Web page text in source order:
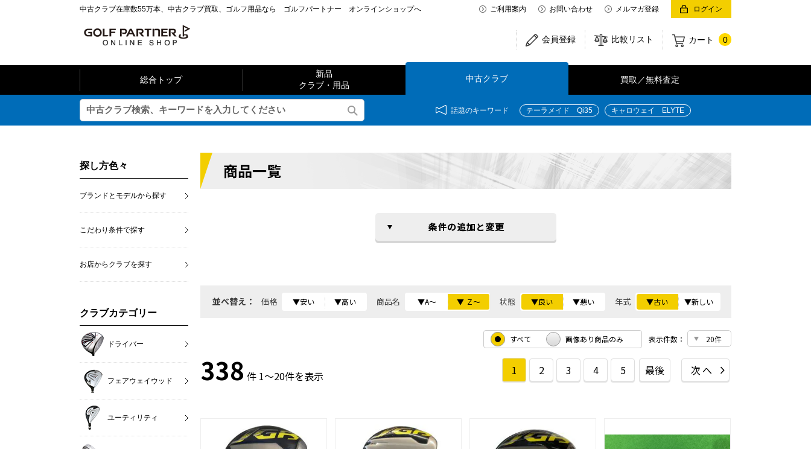
中古クラブ在庫数55万本、中古クラブ買取、ゴルフ用品なら ゴルフパートナー オンラインショップへ ご利用案内 お問い合わせ メルマガ登録 ログイン
カート 0
比較リスト
会員登録
総合トップ
新品
クラブ・用品
中古クラブ 買取／無料査定
話題のキーワード テーラメイド Qi35 キャロウェイ ELYTE
商品一覧
並べ替え： 価格 ▼安い ▼高い 商品名 ▼A～ ▼ Ｚ～ 状態 ▼良い ▼悪い 年式 ▼古い ▼新しい
すべて 画像あり商品のみ 表示件数：
338 件 1～20件を表示 1 2 3 4 5 最後 次へ
探し方色々
ブランドとモデルから探す
こだわり条件で探す
お店からクラブを探す
クラブカテゴリー
ドライバー
フェアウェイウッド
ユーティリティ